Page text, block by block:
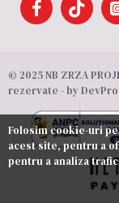
© 2025 NB ZRZA
rezervate - by
Folosim cookie-uri
acest site, pentru a
pentru a analiza